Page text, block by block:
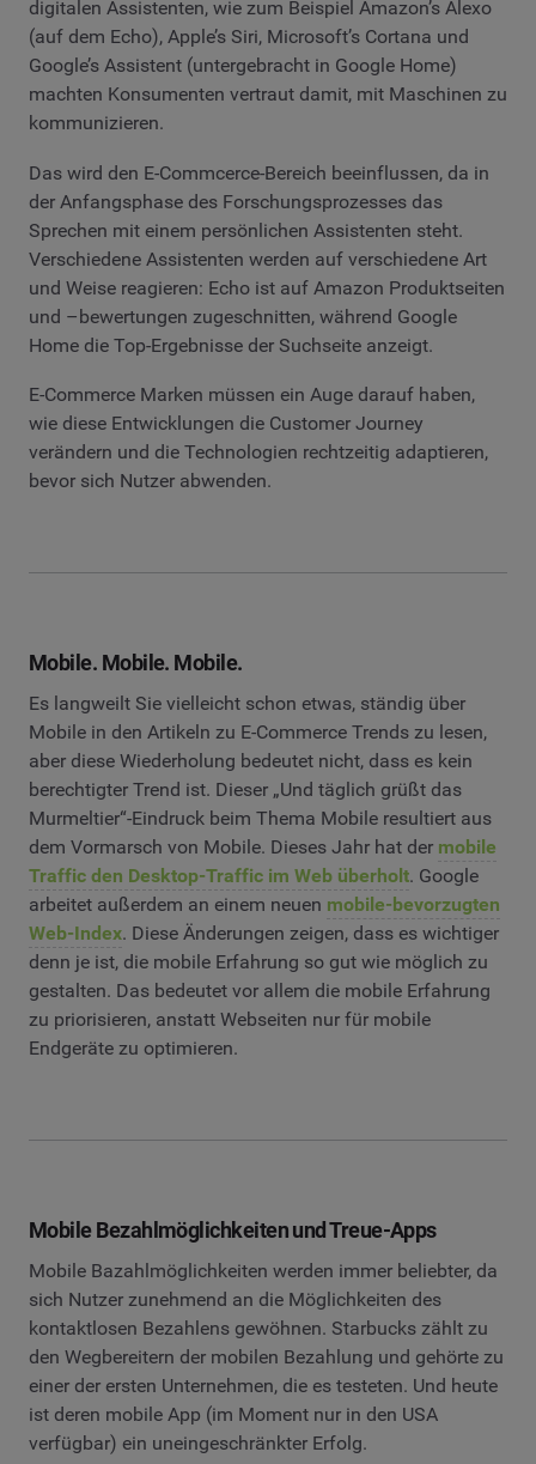
digitalen Assistenten, wie zum Beispiel Amazon’s Alexo
(auf dem Echo), Apple’s Siri, Microsoft’s Cortana und
Google’s Assistent (untergebracht in Google Home)
machten Konsumenten vertraut damit, mit Maschinen zu
kommunizieren.
Das wird den E-Commcerce-Bereich beeinflussen, da in
der Anfangsphase des Forschungsprozesses das
Sprechen mit einem persönlichen Assistenten steht.
Verschiedene Assistenten werden auf verschiedene Art
und Weise reagieren: Echo ist auf Amazon Produktseiten
und –bewertungen zugeschnitten, während Google
Home die Top-Ergebnisse der Suchseite anzeigt.
E-Commerce Marken müssen ein Auge darauf haben,
wie diese Entwicklungen die Customer Journey
verändern und die Technologien rechtzeitig adaptieren,
bevor sich Nutzer abwenden.
Mobile. Mobile. Mobile.
Es langweilt Sie vielleicht schon etwas, ständig über
Mobile in den Artikeln zu E-Commerce Trends zu lesen,
aber diese Wiederholung bedeutet nicht, dass es kein
berechtigter Trend ist. Dieser „Und täglich grüßt das
Murmeltier“-Eindruck beim Thema Mobile resultiert aus
dem Vormarsch von Mobile. Dieses Jahr hat der mobile
Traffic den Desktop-Traffic im Web überholt. Google
arbeitet außerdem an einem neuen mobile-bevorzugten
Web-Index. Diese Änderungen zeigen, dass es wichtiger
denn je ist, die mobile Erfahrung so gut wie möglich zu
gestalten. Das bedeutet vor allem die mobile Erfahrung
zu priorisieren, anstatt Webseiten nur für mobile
Endgeräte zu optimieren.
Mobile Bezahlmöglichkeiten und Treue-Apps
Mobile Bazahlmöglichkeiten werden immer beliebter, da
sich Nutzer zunehmend an die Möglichkeiten des
kontaktlosen Bezahlens gewöhnen. Starbucks zählt zu
den Wegbereitern der mobilen Bezahlung und gehörte zu
einer der ersten Unternehmen, die es testeten. Und heute
ist deren mobile App (im Moment nur in den USA
verfügbar) ein uneingeschränkter Erfolg.